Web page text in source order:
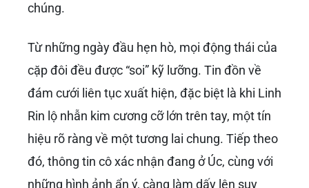
chúng.
Từ những ngày đầu hẹn hò, mọi động thái của
cặp đôi đều được “soi” kỹ lưỡng. Tin đồn về
đám cưới liên tục xuất hiện, đặc biệt là khi Linh
Rin lộ nhẫn kim cương cỡ lớn trên tay, một tín
hiệu rõ ràng về một tương lai chung. Tiếp theo
đó, thông tin cô xác nhận đang ở Úc, cùng với
những hình ảnh ẩn ý, càng làm dấy lên suy